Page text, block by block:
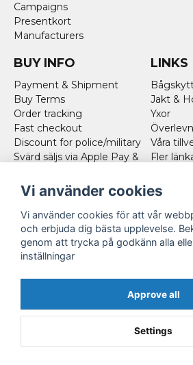
Campaigns
Presentkort
Manufacturers
BUY INFO
Payment & Shipment
Buy Terms
Order tracking
Fast checkout
Discount for police/military
Svärd säljs via Apple Pay &
Norweigan customers
Cookies
LINKS
Jakt &
Yxor
Våra
Fler
FOLLOW US
Facebook
Instagram
Youtube
Vi använder cookies
Vi använder cookies för att vår
och erbjuda dig bästa upplevelse.
genom att trycka på godkänn alla
inställningar
Approve all
Settings